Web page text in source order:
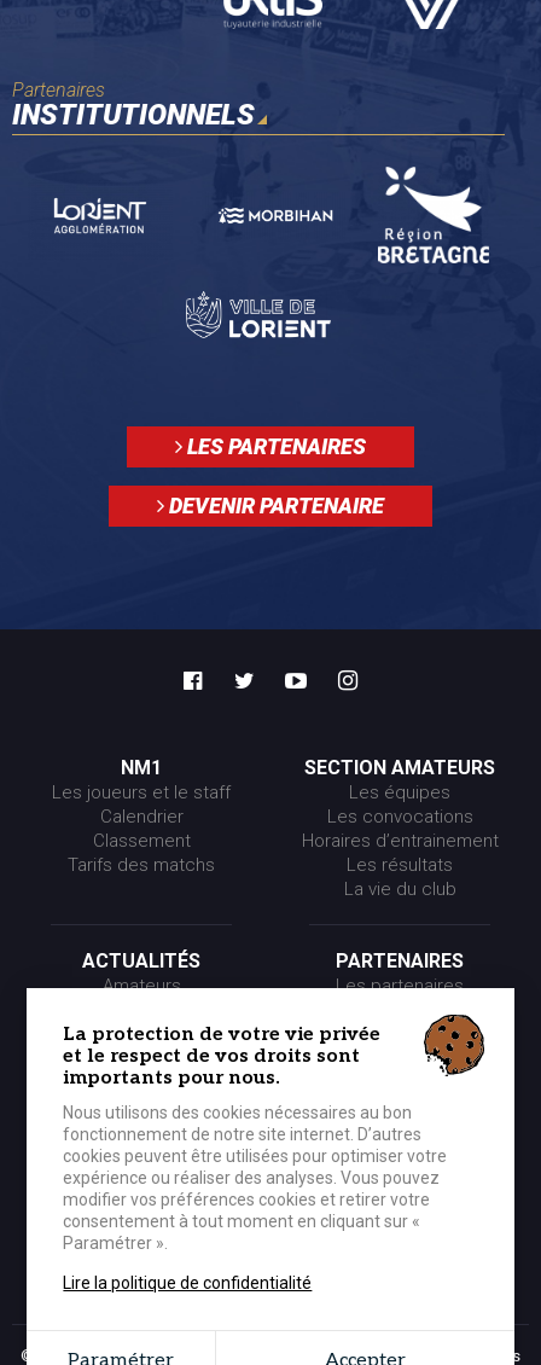
Partenaires
INSTITUTIONNELS
LES PARTENAIRES
DEVENIR PARTENAIRE
NM1
Les joueurs et le staff
Calendrier
Classement
Tarifs des matchs
SECTION AMATEURS
Les équipes
Les convocations
Horaires d’entrainement
Les résultats
La vie du club
ACTUALITÉS
Amateurs
Presse
Partenaires
PARTENAIRES
Les partenaires
Les événements
Les offres partenaires
LE CLUB
Historique
Organigramme
MÉDIA
Photos
Vidéos
BOUTIQUE OFFICIELLE
© 2026 CEP Lorient Basket-Ball - Tous droits réservés -Mentions légales
La protection de votre vie privée
et le respect de vos droits sont
importants pour nous.
Nous utilisons des cookies nécessaires au bon
fonctionnement de notre site internet. D’autres
cookies peuvent être utilisées pour optimiser votre
expérience ou réaliser des analyses. Vous pouvez
modifier vos préférences cookies et retirer votre
consentement à tout moment en cliquant sur «
Paramétrer ».
Lire la politique de confidentialité